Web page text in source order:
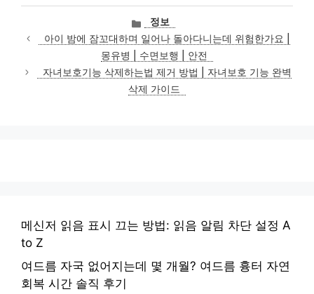
카
테
고
리
정보
아이 밤에 잠꼬대하며 일어나 돌아다니는데 위험한가요 |
몽유병 | 수면보행 | 안전
자녀보호기능 삭제하는법 제거 방법 | 자녀보호 기능 완벽
삭제 가이드
메신저 읽음 표시 끄는 방법: 읽음 알림 차단 설정 A
to Z
여드름 자국 없어지는데 몇 개월? 여드름 흉터 자연
회복 시간 솔직 후기